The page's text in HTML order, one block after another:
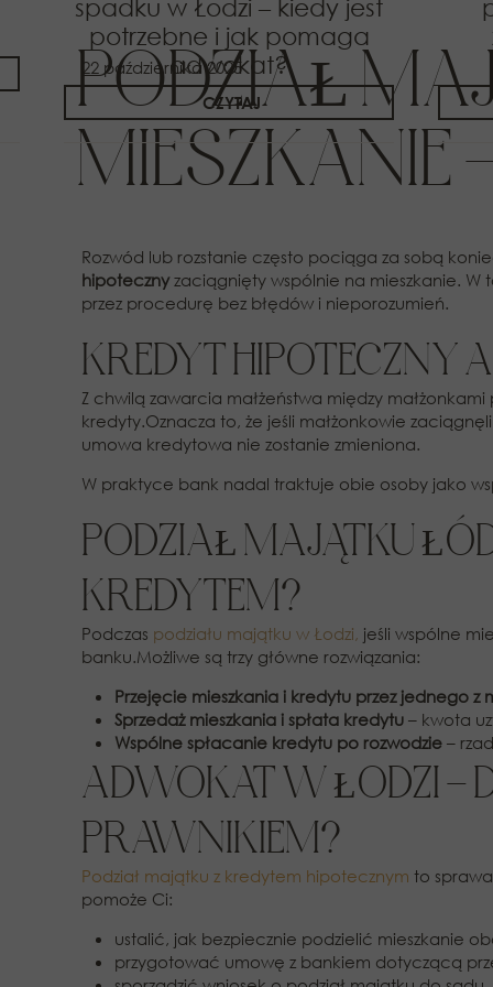
spadku w Łodzi – kiedy jest
potrzebne i jak pomaga
adwokat?
CZYTAJ
PODZIAŁ
MIESZKANIE
Rozwód lub rozstanie często pociąga za sobą
hipoteczny zaciągnięty wspólnie na mieszkanie.
przez procedurę bez błędów i nieporozumień.
KREDYT HIPOTECZNY
Z chwilą zawarcia małżeństwa między
kredyty.Oznacza to, że jeśli małżonkowie
umowa kredytowa nie zostanie zmieniona.
W praktyce bank nadal traktuje obie osoby jako
PODZIAŁ MAJĄTKU
KREDYTEM?
Podczas podziału majątku w Łodzi, jeśli wspólne
banku.Możliwe są trzy główne rozwiązania:
Przejęcie mieszkania i kredytu przez jednego z
Sprzedaż mieszkania i spłata kredytu – kwota
Wspólne spłacanie kredytu po rozwodzie –
ADWOKAT W ŁODZI –
PRAWNIKIEM?
Podział majątku z kredytem hipotecznym to
pomoże Ci:
ustalić, jak bezpiecznie podzielić mieszkanie
przygotować umowę z bankiem dotyczącą
22 października 2025